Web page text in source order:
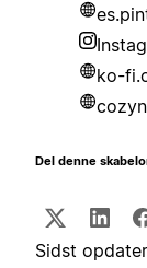
ko-
Del denne
Sidst